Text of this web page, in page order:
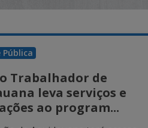
Trabalhador de
leva serviços e
ao program...